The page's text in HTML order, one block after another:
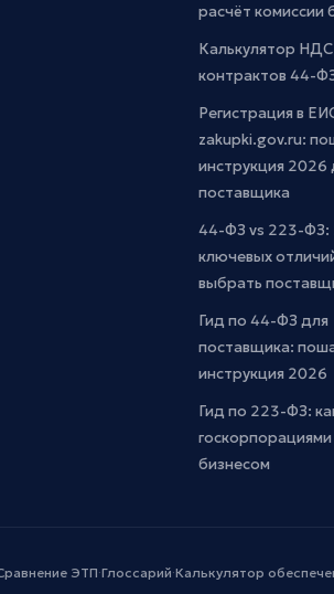
расчёт комиссии
Калькулятор
контрактов 44-
Регистрация в
zakupki.gov.ru:
инструкция 2026
поставщика
44-ФЗ vs 223-ФЗ:
ключевых
выбрать
Гид по 44-ФЗ для
поставщика:
инструкция 2026
Гид по 223-ФЗ:
бизнесом
ЭТП·Глоссарий·Калькулятор